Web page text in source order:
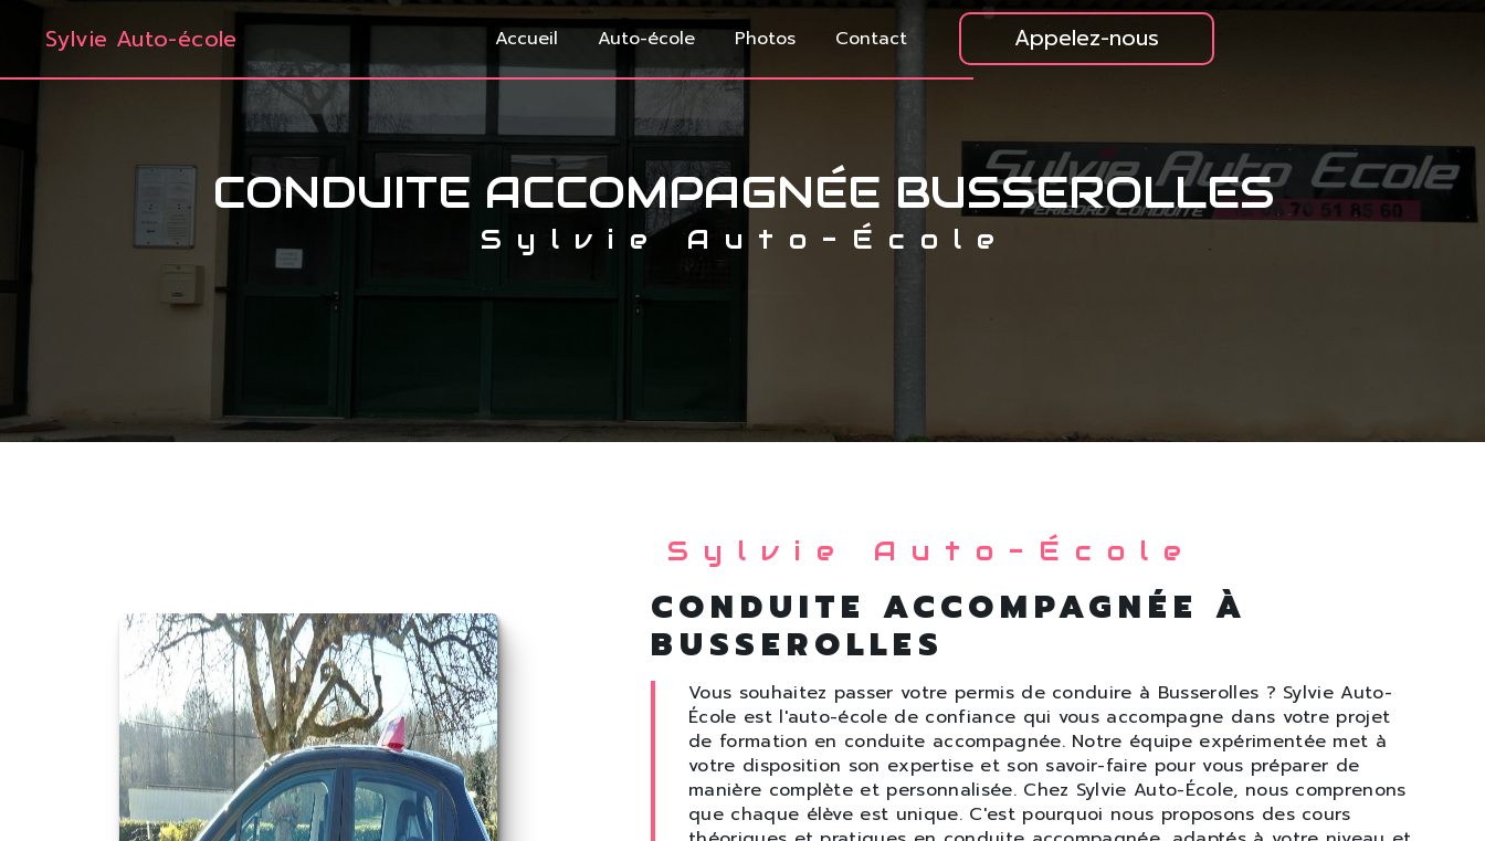
Sylvie Auto-école Accueil Auto-école Photos Contact Appelez-nous
CONDUITE ACCOMPAGNÉE BUSSEROLLES
Sylvie Auto-École
Sylvie Auto-École
CONDUITE ACCOMPAGNÉE À
BUSSEROLLES
Vous souhaitez passer votre permis de conduire à Busserolles ? Sylvie Auto-
École est l'auto-école de confiance qui vous accompagne dans votre projet
de formation en conduite accompagnée. Notre équipe expérimentée met à
votre disposition son expertise et son savoir-faire pour vous préparer de
manière complète et personnalisée. Chez Sylvie Auto-École, nous comprenons
que chaque élève est unique. C'est pourquoi nous proposons des cours
Panneau de gestion des cookies